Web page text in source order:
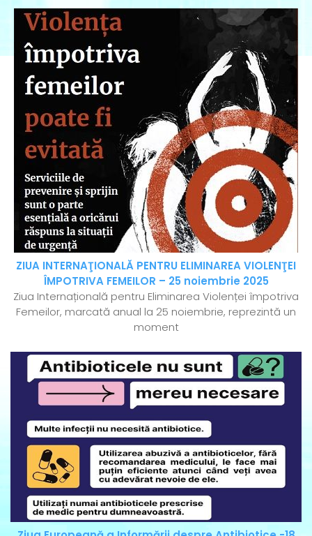
ZIUA INTERNAŢIONALĂ PENTRU ELIMINAREA VIOLENŢEI
ÎMPOTRIVA FEMEILOR – 25 noiembrie 2025
Ziua Internațională pentru Eliminarea Violenței împotriva
Femeilor, marcată anual la 25 noiembrie, reprezintă un
moment